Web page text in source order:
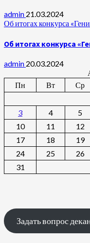
admin 21.03.2024
Об итогах конкурса
Об итогах конкурса
admin 20.03.2024
Пн
Вт Ср
3
4 5
10
11 12
17
18 19
24
25 26
31
Задать вопрос